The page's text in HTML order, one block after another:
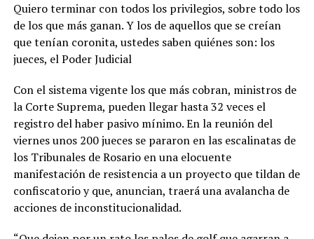
Quiero terminar con todos los privilegios, sobre todo los
de los que más ganan. Y los de aquellos que se creían
que tenían coronita, ustedes saben quiénes son: los
jueces, el Poder Judicial
Con el sistema vigente los que más cobran, ministros de
la Corte Suprema, pueden llegar hasta 32 veces el
registro del haber pasivo mínimo. En la reunión del
viernes unos 200 jueces se pararon en las escalinatas de
los Tribunales de Rosario en una elocuente
manifestación de resistencia a un proyecto que tildan de
confiscatorio y que, anuncian, traerá una avalancha de
acciones de inconstitucionalidad.